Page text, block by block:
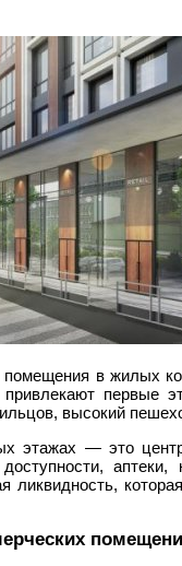
в жилых
первые
высокий
этажах — это
ликвидность,